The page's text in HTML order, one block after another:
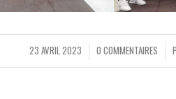
23 AVRIL 2023
/ 0 COMMENTAIRES
/